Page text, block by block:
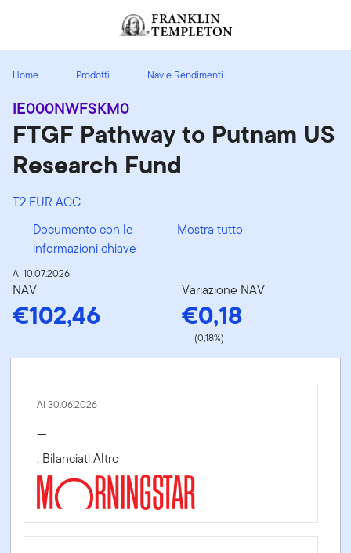
Header menu toggle
Home Prodotti Nav e Rendimenti
IE000NWFSKM0
FTGF Pathway to Putnam US
Research Fund
T2 EUR ACC
Documento con le
informazioni chiave
Mostra tutto
Al 10.07.2026
NAV
€102,46
Variazione NAV
€0,18
(0,18%)
Al 30.06.2026
—
: Bilanciati Altro